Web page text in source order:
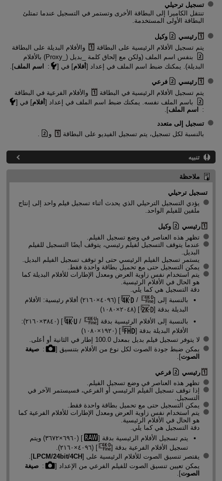
تسجيل ترحيلي
تنتقل الكاميرا إلى البطاقة الأخرى وتستمر في التسجيل عندما تمتلئ
البطاقة الأولى المستخدمة.
رئيسي
وكيل
يتم تسجيل الأفلام الرئيسية على البطاقة
والأفلام البديلة على البطاقة
بنفس اسم الملف (ولكن مع إلحاق كلمة _بديل (_Proxy) بالأفلام
البديلة). يمكنك ضبط اسم الملف في إعداد [أفلام] في [ : اسم الملف].
رئيسي
فرعي
يتم تسجيل الأفلام الرئيسية في البطاقة
والأفلام الفرعية في البطاقة
باسم الملف نفسه. يمكنك ضبط اسم الملف في إعداد [أفلام] في [
:
اسم الملف].
تسجيل إلى متعدد
بالنسبة لكل تسجيل، يتم تسجيل الفيديو على البطاقة
و .
تنبيه
ملاحظة
تسجيل ترحيلي
يؤدي التسجيل الترحيلي الذي يحدث أثناء تسجيل فيلم واحد إلى إنتاج
ملفين للفيلم الواحد.
رئيسي
وكيل
تظهر هذه العناصر في وضع تسجيل الفيلم.
عندما يتوقف التسجيل لفيلم رئيسي، يتوقف أيضًا التسجيل للفيلم
البديل.
يستمر تسجيل الفيلم الرئيسي حتى لو توقف تسجيل الفيلم البديل.
يمكن التسجيل حتى مع تحميل بطاقة واحدة فقط.
يتم استخدام نفس زاوية العرض ومعدل الإطارات للأفلام البديلة كما
هو الحال في الأفلام الرئيسية.
دقة التسجيل هي كما يلي.
بالنسبة إلى [
/
] (٤٠٩٦×٢١٦٠) أفلام رئيسية: الأفلام
البديلة بدقة [
] (٢٠٤٨×١٠٨٠)
بالنسبة إلى الأفلام الرئيسية بدقة [
/
] (٣٨٤٠×٢١٦٠):
الأفلام البديلة بدقة [
] (١٩٢٠×١٠٨٠)
لا يتوفر تسجيل فيلم بديل بمعدل 100.0 إطار في الثانية أو أعلى.
يمكن ضبط جودة الصوت لكل نوع من الأفلام بتنسيق [
: صيغة
الصوت].
رئيسي
فرعي
تظهر هذه العناصر في وضع تسجيل الفيلم.
إذا توقف تسجيل الفيلم الرئيسي أو الفرعي، فسيستمر الآخر في
التسجيل.
يمكن التسجيل حتى مع تحميل بطاقة واحدة فقط.
يتم استخدام نفس زاوية العرض ومعدل الإطارات للأفلام الفرعية كما
هو الحال في الأفلام الرئيسية.
دقة التسجيل هي كما يلي.
يتم تسجيل الأفلام الرئيسية بدقة [
] (٦٩٦٠×٣٦٧٢) ويتم
تسجيل الأفلام الفرعية بدقة [
] (٤٠٩٦×٢١٦٠).
يقتصر تنسيق الصوت للأفلام الرئيسية على [LPCM/24bit/4CH
].
يمكن تعيين تنسيق الصوت للفيلم الفرعي من الإعداد [
: صيغة
الصوت].